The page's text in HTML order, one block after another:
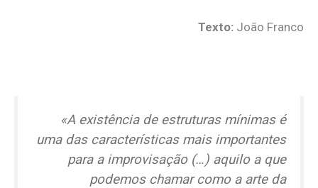
Texto: João Franco
«A existência de estruturas mínimas é
uma das características mais importantes
para a improvisação (…) aquilo a que
podemos chamar como a arte da